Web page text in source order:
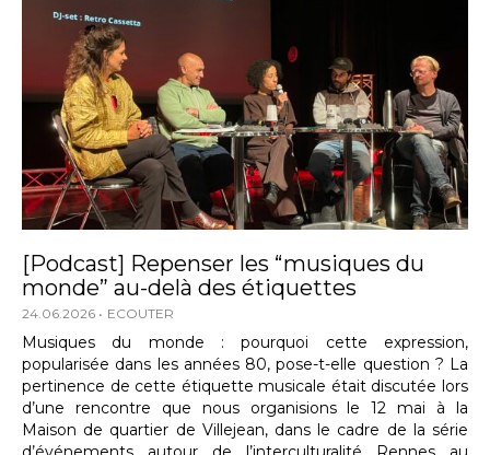
[Podcast] Repenser les “musiques du
monde” au-delà des étiquettes
24.06.2026 ECOUTER
Musiques du monde : pourquoi cette expression,
popularisée dans les années 80, pose-t-elle question ? La
pertinence de cette étiquette musicale était discutée lors
d’une rencontre que nous organisions le 12 mai à la
Maison de quartier de Villejean, dans le cadre de la série